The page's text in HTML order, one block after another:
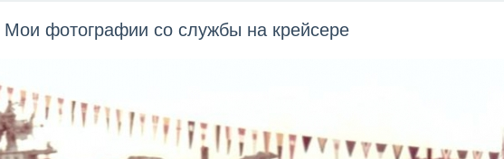
Мои фотографии со службы на крейсере